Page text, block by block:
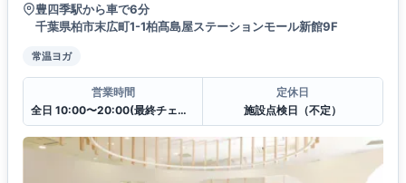
豊四季駅から車で6分
千葉県柏市末広町1-1柏髙島屋ステーションモール新館9F
常温ヨガ
営業時間
全日 10:00〜20:00(最終チェックイン19:30)
定休日
施設点検日（不定）